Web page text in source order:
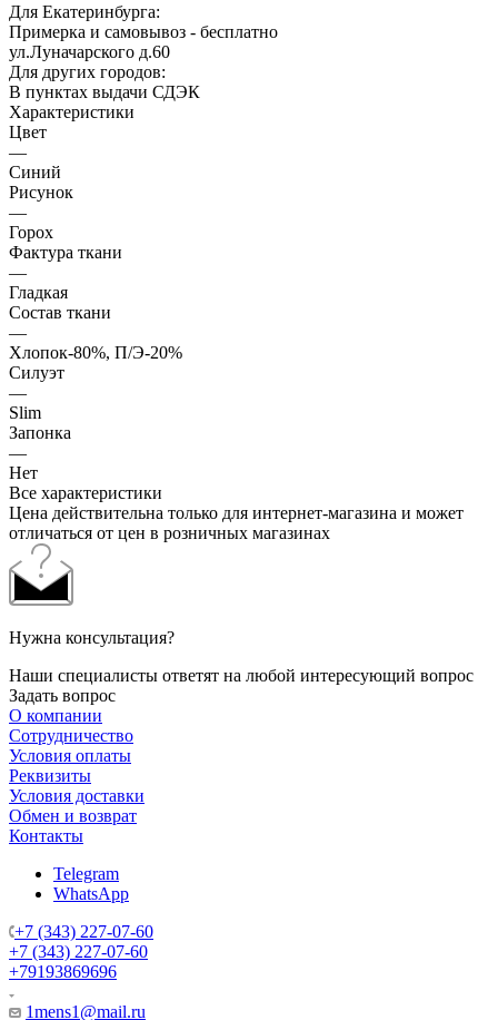
Для Екатеринбурга:
Примерка и самовывоз - бесплатно
ул.Луначарского д.60
Для других городов:
В пунктах выдачи СДЭК
Характеристики
Цвет
—
Синий
Рисунок
—
Горох
Фактура ткани
—
Гладкая
Состав ткани
—
Хлопок-80%, П/Э-20%
Силуэт
—
Slim
Запонка
—
Нет
Все характеристики
Цена действительна только для интернет-магазина и может
отличаться от цен в розничных магазинах
Нужна консультация?
Наши специалисты ответят на любой интересующий вопрос
Задать вопрос
О компании
Сотрудничество
Условия оплаты
Реквизиты
Условия доставки
Обмен и возврат
Контакты
Telegram
WhatsApp
+7 (343) 227-07-60
+7 (343) 227-07-60
+79193869696
1mens1@mail.ru